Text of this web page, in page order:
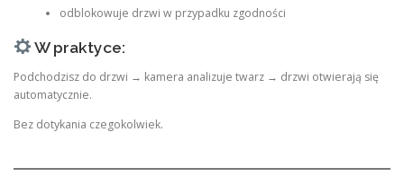
odblokowuje drzwi w przypadku zgodności
W praktyce:
Podchodzisz do drzwi → kamera analizuje twarz → drzwi otwierają się
automatycznie.
Bez dotykania czegokolwiek.